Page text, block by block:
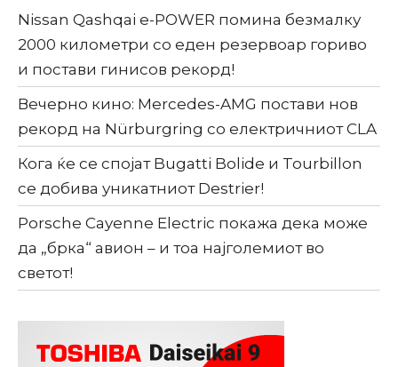
Nissan Qashqai e-POWER помина безмалку
2000 километри со еден резервоар гориво
и постави гинисов рекорд!
Вечерно кино: Mercedes-AMG постави нов
рекорд на Nürburgring со електричниот CLA
Кога ќе се спојат Bugatti Bolide и Tourbillon
се добива уникатниот Destrier!
Porsche Cayenne Electric покажа дека може
да „брка“ авион – и тоа најголемиот во
светот!